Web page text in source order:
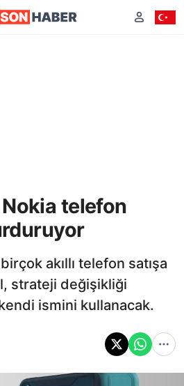
telefon
akıllı telefon satışa
strateji değişikliği
ismini kullanacak.